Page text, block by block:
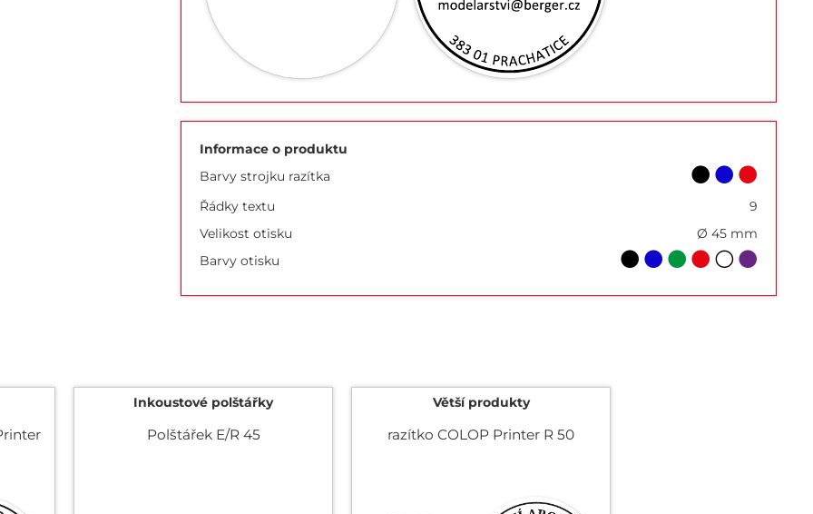
Informace o produktu
Barvy strojku razítka
Řádky textu
9
Velikost otisku
Ø 45 mm
Barvy otisku
Inkoustové polštářky
Polštářek E/R 45
Větší produkty
razítko COLOP Printer R 50